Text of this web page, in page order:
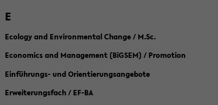
E
Ecology and Environmental Change / M.Sc.
Economics and Management (BiGSEM) / Promotion
Einführungs- und Orientierungsangebote
Erweiterungsfach / EF-BA